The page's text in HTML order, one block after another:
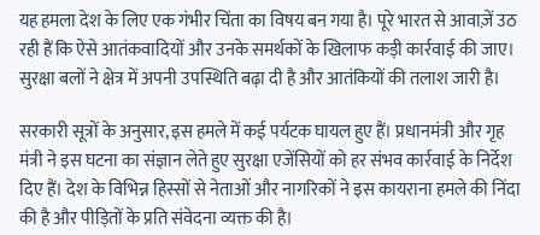
यह हमला देश के लिए एक गंभीर चिंता का विषय बन गया है। पूरे भारत से आवाज़ें उठ
रही हैं कि ऐसे आतंकवादियों और उनके समर्थकों के खिलाफ कड़ी कार्रवाई की जाए।
सुरक्षा बलों ने क्षेत्र में अपनी उपस्थिति बढ़ा दी है और आतंकियों की तलाश जारी है।
सरकारी सूत्रों के अनुसार, इस हमले में कई पर्यटक घायल हुए हैं। प्रधानमंत्री और गृह
मंत्री ने इस घटना का संज्ञान लेते हुए सुरक्षा एजेंसियों को हर संभव कार्रवाई के निर्देश
दिए हैं। देश के विभिन्न हिस्सों से नेताओं और नागरिकों ने इस कायराना हमले की निंदा
की है और पीड़ितों के प्रति संवेदना व्यक्त की है।